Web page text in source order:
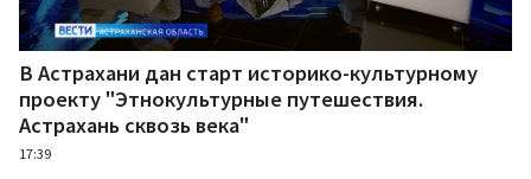
В Астрахани дан старт историко-культурному
проекту "Этнокультурные путешествия.
Астрахань сквозь века"
17:39